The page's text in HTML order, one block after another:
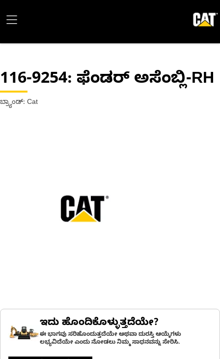
116-9254: ಫೆಂಡರ್ ಅಸೆಂಬ್ಲಿ-RH
ಬ್ರ್ಯಾಂಡ್: Cat
ಇದು ಹೊಂದಿಕೊಳ್ಳುತ್ತದೆಯೇ?
ಈ ಭಾಗವು ಸರಿಹೊಂದುತ್ತದೆಯೇ ಅಥವಾ ದುರಸ್ತಿ ಆಯ್ಕೆಗಳು
ಲಭ್ಯವಿದೆಯೇ ಎಂದು ನೋಡಲು ನಿಮ್ಮ ಸಾಧನವನ್ನು ಸೇರಿಸಿ.